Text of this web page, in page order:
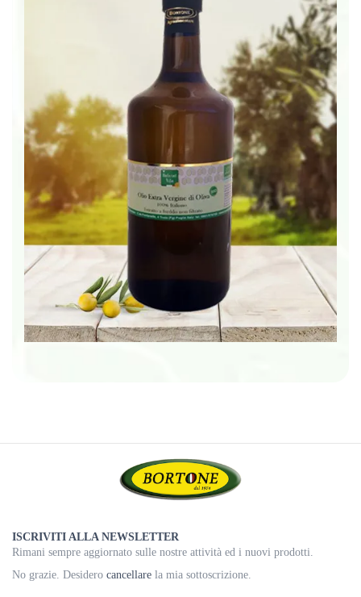
ISCRIVITI ALLA NEWSLETTER
Rimani sempre aggiornato sulle nostre attività ed i nuovi prodotti.
No grazie. Desidero cancellare la mia sottoscrizione.